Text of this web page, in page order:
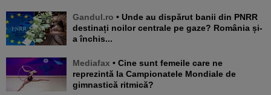
Gandul.ro • Unde au dispărut banii din PNRR
destinați noilor centrale pe gaze? România și-
a închis...
Mediafax • Cine sunt femeile care ne
reprezintă la Campionatele Mondiale de
gimnastică ritmică?